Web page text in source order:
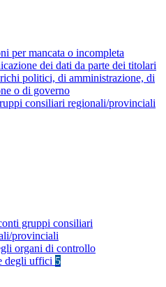
per mancata o incompleta
dei dati da parte dei titolari
politici, di amministrazione, di
o di governo
consiliari regionali/provinciali
gruppi consiliari
provinciali
organi di controllo
degli uffici 5